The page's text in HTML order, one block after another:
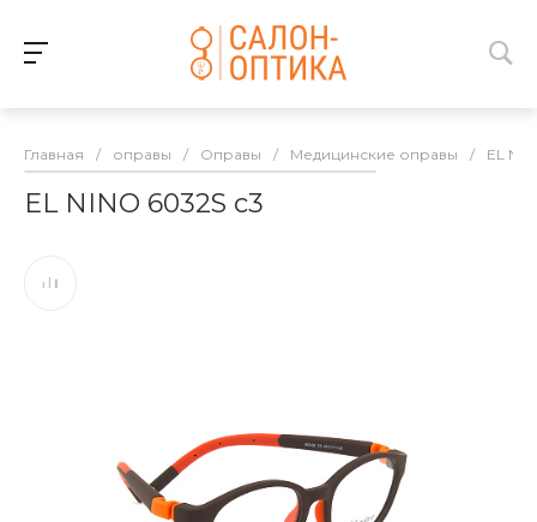
Главная / оправы / Оправы / Медицинские оправы / EL
EL NINO 6032S c3